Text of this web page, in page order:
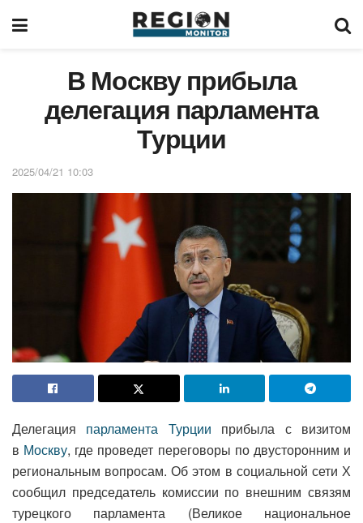
В Москву прибыла
делегация парламента
Турции
2025/04/21 10:03
Делегация парламента Турции прибыла с визитом
в Москву, где проведет переговоры по двусторонним и
региональным вопросам. Об этом в социальной сети Х
сообщил председатель комиссии по внешним связям
турецкого парламента (Великое национальное